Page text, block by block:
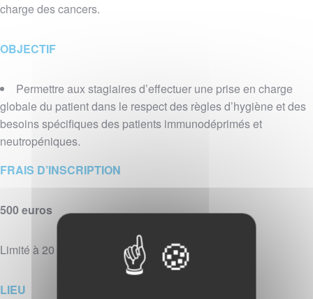
charge des cancers.
OBJECTIF
Permettre aux stagiaires d’effectuer une prise en charge
globale du patient dans le respect des règles d’hygiène et des
besoins spécifiques des patients immunodéprimés et
neutropéniques.
​FRAIS D’INSCRIPTION
500 euros
Limité à 20 personnes
LIEU